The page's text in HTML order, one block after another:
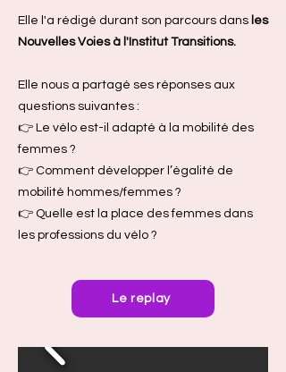
Elle l'a rédigé durant son parcours dans les
Nouvelles Voies à l'Institut Transitions.
Elle nous a partagé ses réponses aux
questions suivantes :
👉 Le vélo est-il adapté à la mobilité des
femmes ?
👉 Comment développer l’égalité de
mobilité hommes/femmes ?
👉 Quelle est la place des femmes dans
les professions du vélo ?
Le replay